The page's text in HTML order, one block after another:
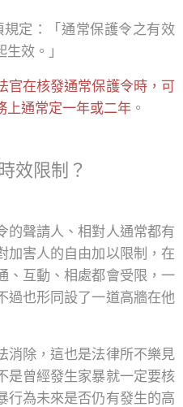
規定：「通常保護令之有效
效。」
官在核發通常保護令時，可
上通常定一年或二年 。
效限制？
的聲請人、相對人通常都有
加害人的自由加以限制，在
、互動、相處都會受限，一
過也形同設了一道高牆在他
消除，這也是法律所不樂見
是曾經發生家暴就一定要核
行為未來是否仍有發生的高